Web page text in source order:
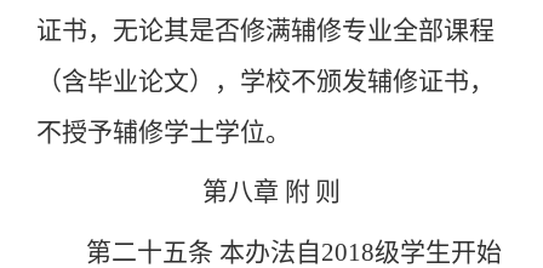
证书，无论其是否修满辅修专业全部课程
（含毕业论文），学校不颁发辅修证书，
不授予辅修学士学位。
第八章 附 则
第二十五条 本办法自2018级学生开始